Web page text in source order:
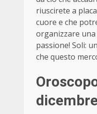
riuscirete a
cuore e che
organizzare una
passione! Soli:
che questo